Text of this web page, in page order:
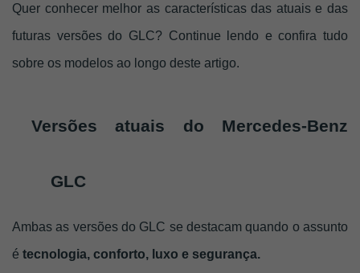
Quer conhecer melhor as características das atuais e das
futuras versões do GLC? Continue lendo e confira tudo
sobre os modelos ao longo deste artigo.
Versões atuais do Mercedes-Benz
GLC
Ambas as versões do GLC se destacam quando o assunto
é tecnologia, conforto, luxo e segurança.